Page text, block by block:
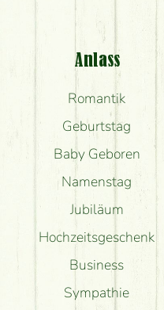
Anlass
Romantik
Geburtstag
Baby Geboren
Namenstag
Jubiläum
Hochzeitsgeschenk
Business
Sympathie